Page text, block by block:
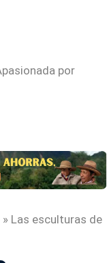
por
» Las esculturas de